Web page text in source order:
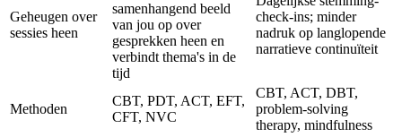
Geheugen over
sessies heen
samenhangend beeld
van jou op over
gesprekken heen en
verbindt thema's in de
tijd
check-ins; minder
nadruk op langlopende
narratieve continuïteit
Methoden
CBT, PDT, ACT, EFT,
CFT, NVC
CBT, ACT, DBT,
problem-solving
therapy, mindfulness